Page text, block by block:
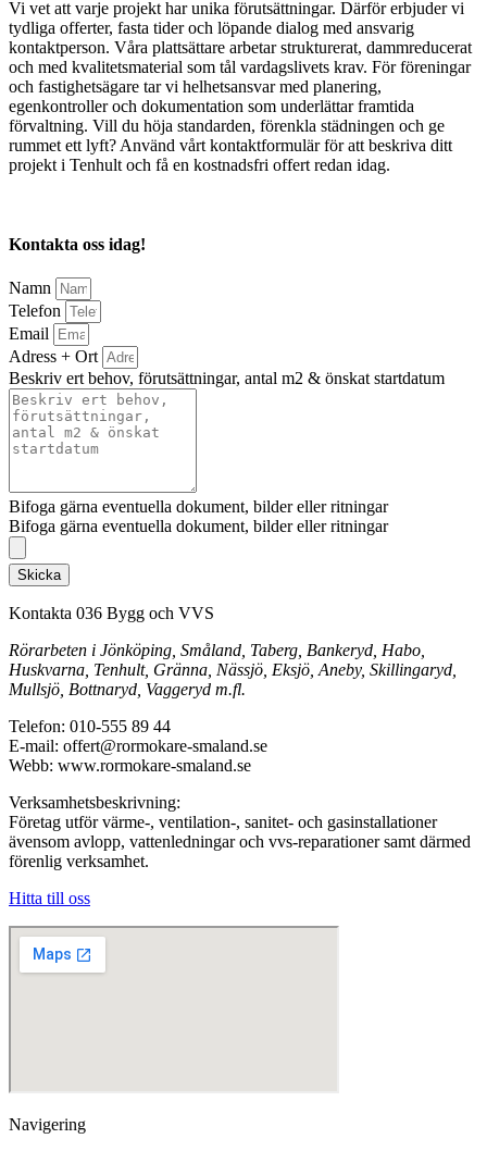
Vi vet att varje projekt har unika förutsättningar. Därför erbjuder vi
tydliga offerter, fasta tider och löpande dialog med ansvarig
kontaktperson. Våra plattsättare arbetar strukturerat, dammreducerat
och med kvalitetsmaterial som tål vardagslivets krav. För föreningar
och fastighetsägare tar vi helhetsansvar med planering,
egenkontroller och dokumentation som underlättar framtida
förvaltning. Vill du höja standarden, förenkla städningen och ge
rummet ett lyft? Använd vårt kontaktformulär för att beskriva ditt
projekt i Tenhult och få en kostnadsfri offert redan idag.
Kontakta oss idag!
Namn
Telefon
Email
Adress + Ort
Beskriv ert behov, förutsättningar, antal m2 & önskat startdatum
Bifoga gärna eventuella dokument, bilder eller ritningar
Bifoga gärna eventuella dokument, bilder eller ritningar
Skicka
Kontakta 036 Bygg och VVS
Rörarbeten i Jönköping, Småland, Taberg, Bankeryd, Habo,
Huskvarna, Tenhult, Gränna, Nässjö, Eksjö, Aneby, Skillingaryd,
Mullsjö, Bottnaryd, Vaggeryd m.fl.
Telefon: 010-555 89 44
E-mail: offert@rormokare-smaland.se
Webb: www.rormokare-smaland.se
Verksamhetsbeskrivning:
Företag utför värme-, ventilation-, sanitet- och gasinstallationer
ävensom avlopp, vattenledningar och vvs-reparationer samt därmed
förenlig verksamhet.
Hitta till oss
Navigering